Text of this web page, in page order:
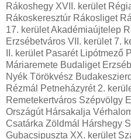
Rákoshegy XVII. kerület
Rákoskeresztúr Rákosliget
17. kerület Akadémiaújtelep
Erzsébetváros VII. kerület 7.
II. kerület Pasarét
Máriaremete Budaliget
Nyék Törökvész
Rézmál Petneházyrét 2.
Remetekertváros Szépvölgy
Országút Hársakalja
Csatárka Zöldmál Hárshegy
Gubacsipuszta XX. kerület